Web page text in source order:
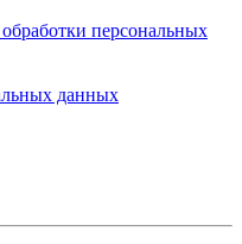
персональных
данных